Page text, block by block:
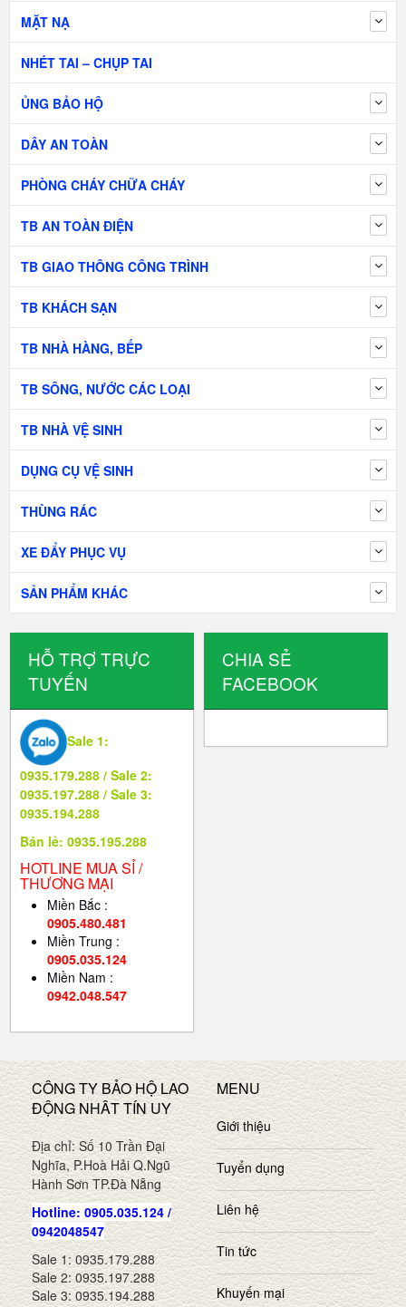
MẶT NẠ
NHÉT TAI – CHỤP TAI
ỦNG BẢO HỘ
DÂY AN TOÀN
PHÒNG CHÁY CHỮA CHÁY
TB AN TOÀN ĐIỆN
TB GIAO THÔNG CÔNG TRÌNH
TB KHÁCH SẠN
TB NHÀ HÀNG, BẾP
TB SÔNG, NƯỚC CÁC LOẠI
TB NHÀ VỆ SINH
DỤNG CỤ VỆ SINH
THÙNG RÁC
XE ĐẨY PHỤC VỤ
SẢN PHẨM KHÁC
HỖ TRỢ TRỰC
TUYẾN
Sale 1:
0935.179.288 / Sale 2:
0935.197.288 / Sale 3:
0935.194.288
Bán lẻ: 0935.195.288
HOTLINE MUA SỈ /
THƯƠNG MẠI
Miền Bắc :
0905.480.481
Miền Trung :
0905.035.124
Miền Nam :
0942.048.547
CHIA SẺ
FACEBOOK
CÔNG TY BẢO HỘ LAO
ĐỘNG NHÂT TÍN UY
Địa chỉ: Số 10 Trần Đại
Nghĩa, P.Hoà Hải Q.Ngũ
Hành Sơn TP.Đà Nẵng
Hotline: 0905.035.124 /
0942048547
Sale 1: 0935.179.288
Sale 2: 0935.197.288
Sale 3: 0935.194.288
MENU
Giới thiệu
Tuyển dụng
Liên hệ
Tin tức
Khuyến mại